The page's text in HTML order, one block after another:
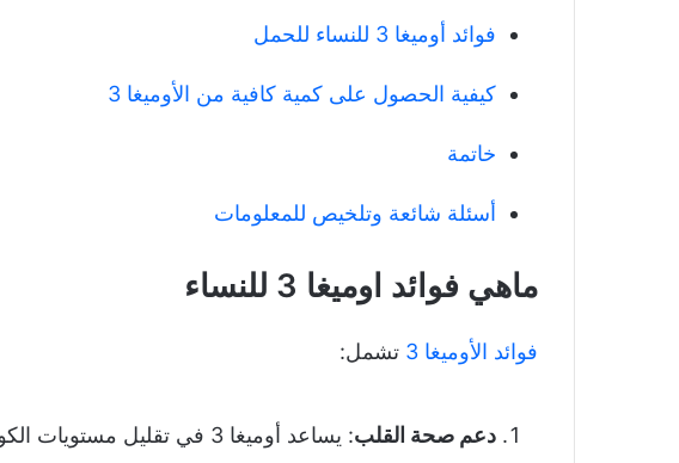
فوائد أوميغا 3 للنساء للحمل
كيفية الحصول على كمية كافية من الأوميغا 3
خاتمة
أسئلة شائعة وتلخيص للمعلومات
ماهي فوائد اوميغا 3 للنساء
فوائد الأوميغا 3 تشمل:
دعم صحة القلب : يساعد أوميغا 3 في تقليل